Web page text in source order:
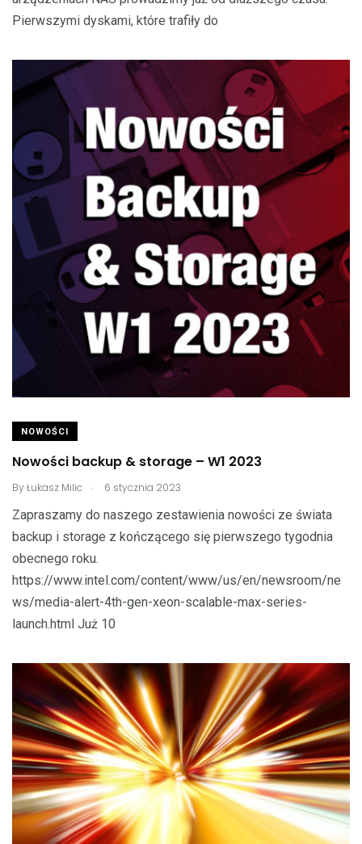
Pierwszymi dyskami, które trafiły do
NOWOŚCI
Nowości backup & storage – W1 2023
ByŁukasz Milic . 6 stycznia 2023
Zapraszamy do naszego zestawienia nowości ze świata
backup i storage z kończącego się pierwszego tygodnia
obecnego roku.
https://www.intel.com/content/www/us/en/newsroom/ne
ws/media-alert-4th-gen-xeon-scalable-max-series-
launch.html Już 10